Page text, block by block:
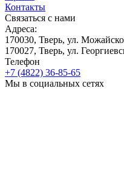
Контакты
Связаться с нами
Адреса:
170030, Тверь, ул.
170027, Тверь, ул.
Телефон
+7 (4822) 36-85-65
Мы в социальных сетях